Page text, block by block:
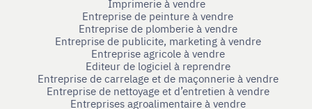
Imprimerie à vendre
Entreprise de peinture à vendre
Entreprise de plomberie à vendre
Entreprise de publicite, marketing à vendre
Entreprise agricole à vendre
Editeur de logiciel à reprendre
Entreprise de carrelage et de maçonnerie à vendre
Entreprise de nettoyage et d’entretien à vendre
Entreprises agroalimentaire à vendre